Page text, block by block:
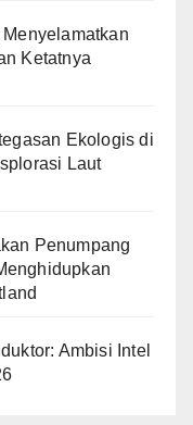
Ketatnya
Ekologis di
Laut
Penumpang
Ambisi Intel